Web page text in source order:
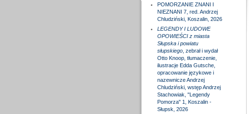
POMORZANIE ZNANI I
NIEZNANI 7, red. Andrzej
Chludziński, Koszalin, 2026
LEGENDY I LUDOWE
OPOWIEŚCI z miasta
Słupska i powiatu
słupskiego, zebrał i wydał
Otto Knoop, tłumaczenie,
ilustracje Edda Gutsche,
opracowanie językowe i
nazewnicze Andrzej
Chludziński, wstęp Andrzej
Stachowiak, "Legendy
Pomorza" 1, Koszalin -
Słupsk, 2026